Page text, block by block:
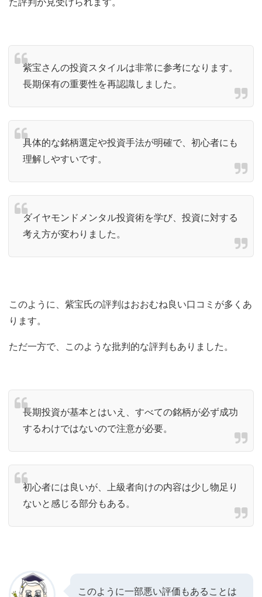
紫宝さんの投資スタイルは非常に参考になります。
長期保有の重要性を再認識しました。
具体的な銘柄選定や投資手法が明確で、初心者にも
理解しやすいです。
ダイヤモンドメンタル投資術を学び、投資に対する
考え方が変わりました。
このように、紫宝氏の評判はおおむね良い口コミが多くあ
ります。
ただ一方で、このような批判的な評判もありました。
長期投資が基本とはいえ、すべての銘柄が必ず成功
するわけではないので注意が必要。
初心者には良いが、上級者向けの内容は少し物足り
ないと感じる部分もある。
このように一部悪い評価もあることは